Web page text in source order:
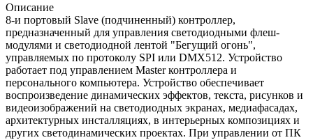
Описание
8-и портовый Slave (подчиненный) контроллер,
предназначенный для управления светодиодными флеш-
модулями и светодиодной лентой "Бегущий огонь",
управляемых по протоколу SPI или DMX512. Устройство
работает под управлением Master контроллера и
персонального компьютера. Устройство обеспечивает
воспроизведение динамических эффектов, текста, рисунков и
видеоизображений на светодиодных экранах, медиафасадах,
архитектурных инсталляциях, в интерьерных композициях и
других светодинамических проектах. При управлении от ПК